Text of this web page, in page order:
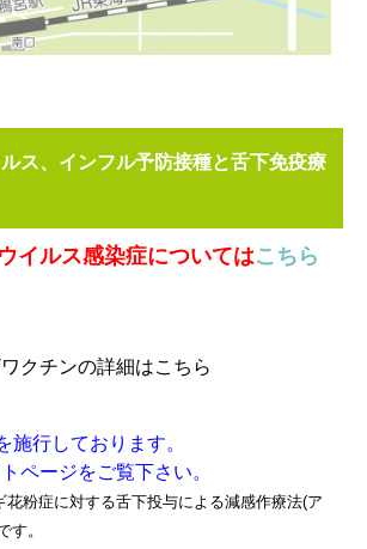
ス、インフル予防接種と舌下免疫療
イルス感染症についてはこちら
クチンの詳細はこちら
施行しております。
ページをご覧下さい。
花粉症に対する舌下投与による減感作療法(ア
す。